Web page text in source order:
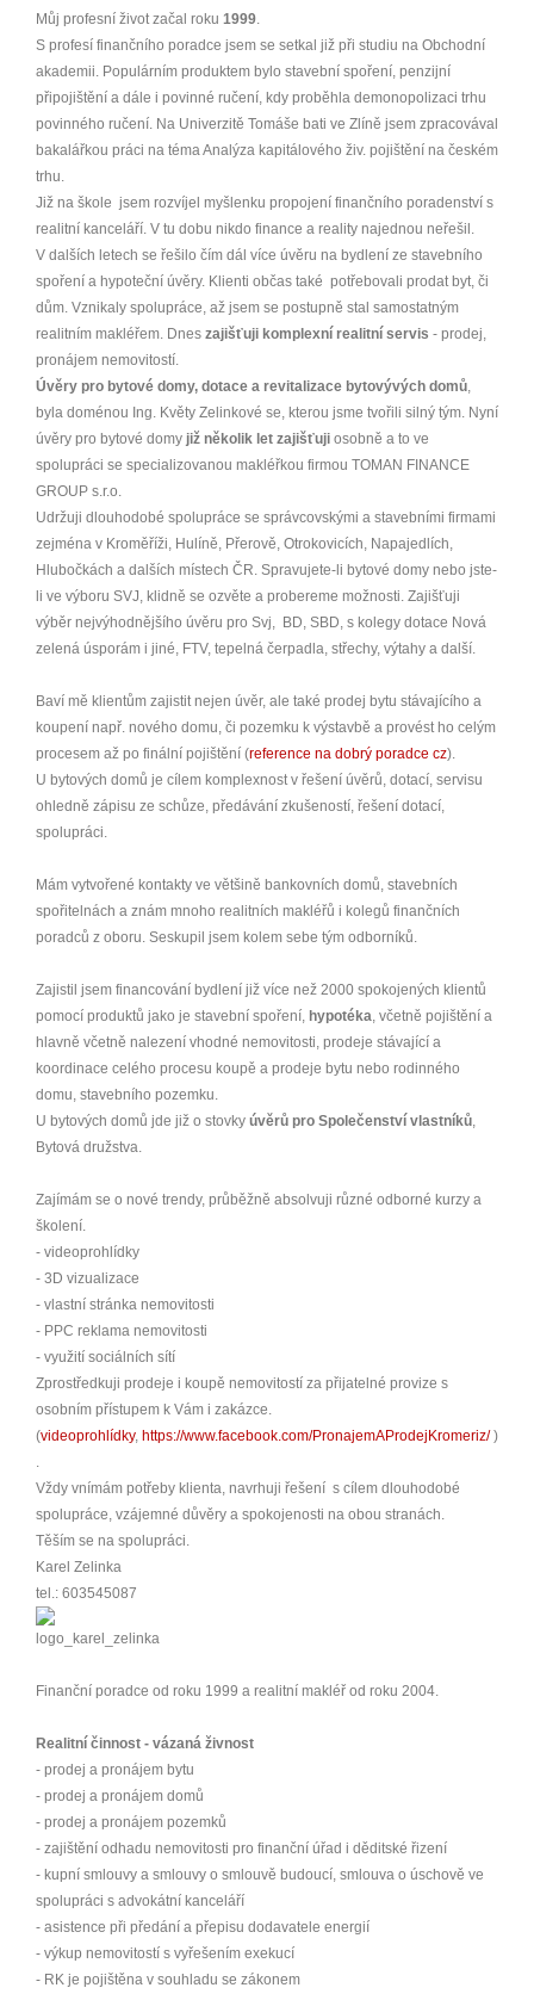
Můj profesní život začal roku 1999
S profesí finančního poradce jsem se setkal již při studiu na Obchodní
akademii. Populárním produktem bylo stavební spoření, penzijní
připojištění a dále i povinné ručení, kdy proběhla demonopolizaci trhu
povinného ručení. Na Univerzitě Tomáše bati ve Zlíně jsem zpracovával
bakalářkou práci na téma Analýza kapitálového živ. pojištění na českém
trhu.
Již na škole jsem rozvíjel myšlenku propojení finančního poradenství s
realitní kanceláří. V tu dobu nikdo finance a reality najednou neřešil.
V dalších letech se řešilo čím dál více úvěru na bydlení ze stavebního
spoření a hypoteční úvěry. Klienti občas také potřebovali prodat byt, či
dům. Vznikaly spolupráce, až jsem se postupně stal samostatným
realitním makléřem. Dnes zajišťuji komplexní realitní servis - prodej,
pronájem nemovitostí.
Úvěry pro bytové domy, dotace a revitalizace bytovývých domů
byla doménou Ing. Květy Zelinkové se, kterou jsme tvořili silný tým. Nyní
úvěry pro bytové domy již několik let zajišťuji osobně a to ve
spolupráci se specializovanou makléřkou firmou TOMAN FINANCE
GROUP s.r.o.
Udržuji dlouhodobé spolupráce se správcovskými a stavebními firmami
zejména v Kroměříži, Hulíně, Přerově, Otrokovicích, Napajedlích,
Hlubočkách a dalších místech ČR. Spravujete-li bytové domy nebo jste-
li ve výboru SVJ, klidně se ozvěte a probereme možnosti. Zajišťuji
výběr nejvýhodnějšího úvěru pro Svj, BD, SBD, s kolegy dotace Nová
zelená úsporám i jiné, FTV, tepelná čerpadla, střechy, výtahy a další.
Baví mě klientům zajistit nejen úvěr, ale také prodej bytu stávajícího a
koupení např. nového domu, či pozemku k výstavbě a provést ho celým
procesem až po finální pojištění (reference na dobrý poradce cz).
U bytových domů je cílem komplexnost v řešení úvěrů, dotací, servisu
ohledně zápisu ze schůze, předávání zkušeností, řešení dotací,
spolupráci.
Mám vytvořené kontakty ve většině bankovních domů, stavebních
spořitelnách a znám mnoho realitních makléřů i kolegů finančních
poradců z oboru. Seskupil jsem kolem sebe tým odborníků.
Zajistil jsem financování bydlení již více než 2000 spokojených klientů
pomocí produktů jako je stavební spoření, hypotéka , včetně pojištění a
hlavně včetně nalezení vhodné nemovitosti, prodeje stávající a
koordinace celého procesu koupě a prodeje bytu nebo rodinného
domu, stavebního pozemku.
U bytových domů jde již o stovky úvěrů pro Společenství vlastníků
Bytová družstva.
Zajímám se o nové trendy, průběžně absolvuji různé odborné kurzy a
školení.
- videoprohlídky
- 3D vizualizace
- vlastní stránka nemovitosti
- PPC reklama nemovitosti
- využití sociálních sítí
Zprostředkuji prodeje i koupě nemovitostí za přijatelné provize s
osobním přístupem k Vám i zakázce.
(videoprohlídky, https://www.facebook.com/PronajemAProdejKromeriz/)
Vždy vnímám potřeby klienta, navrhuji řešení s cílem dlouhodobé
spolupráce, vzájemné důvěry a spokojenosti na obou stranách.
Těším se na spolupráci.
Karel Zelinka
tel.: 603545087
Finanční poradce od roku 1999 a realitní makléř od roku 2004.
Realitní činnost - vázaná živnost
- prodej a pronájem bytu
- prodej a pronájem domů
- prodej a pronájem pozemků
- zajištění odhadu nemovitosti pro finanční úřad i děditské řizení
- kupní smlouvy a smlouvy o smlouvě budoucí, smlouva o úschově ve
spolupráci s advokátní kanceláří
- asistence při předání a přepisu dodavatele energií
- výkup nemovitostí s vyřešením exekucí
- RK je pojištěna v souhladu se zákonem